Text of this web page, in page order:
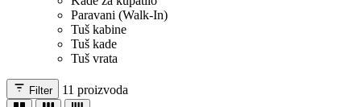
Paravani (Walk-In)
Tuš kabine
Tuš kade
Tuš vrata
Filter 11 proizvoda